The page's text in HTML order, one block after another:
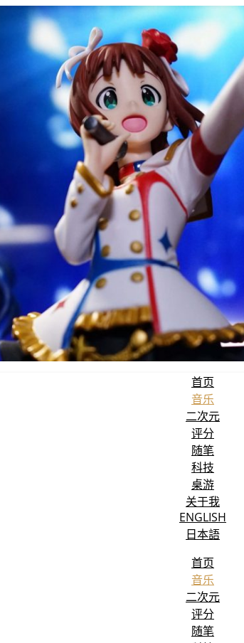
首页
音乐
二次元
评分
随笔
科技
桌游
关于我
ENGLISH
日本語
首页
音乐
二次元
评分
随笔